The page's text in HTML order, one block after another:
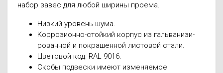
набор завес для любой ширины проема.
Низкий уровень шума.
Коррозионно-стойкий корпус из гальванизи-
рованной и покрашенной листовой стали.
Цветовой код: RAL 9016.
Скобы подвески имеют изменяемое